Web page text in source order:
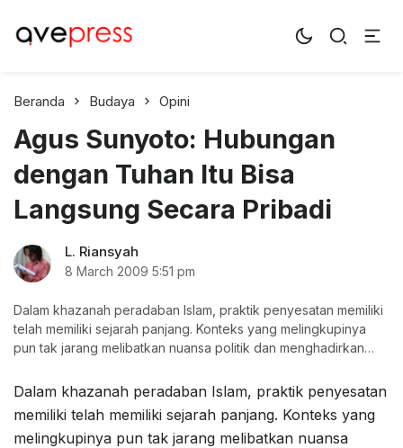
AvePress.com
Belajar dari Komentar
Beranda Budaya Opini
Agus Sunyoto: Hubungan
dengan Tuhan Itu Bisa
Langsung Secara Pribadi
L. Riansyah
8 March 2009 5:51 pm
Dalam khazanah peradaban Islam, praktik penyesatan memiliki
telah memiliki sejarah panjang. Konteks yang melingkupinya
pun tak jarang melibatkan nuansa politik dan menghadirkan
Dalam khazanah peradaban Islam, praktik penyesatan
memiliki telah memiliki sejarah panjang. Konteks yang
melingkupinya pun tak jarang melibatkan nuansa